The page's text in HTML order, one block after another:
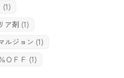
(1)
ア剤 (1)
ルジョン (1)
ＯＦＦ (1)